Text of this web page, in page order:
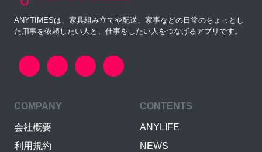
ANYTIMESは、家具組み立てや配送、家事などの日常のちょっとし
た用事を依頼したい人と、仕事をしたい人をつなげるアプリです。
COMPANY
会社概要
利用規約
CONTENTS
ANYLIFE
NEWS